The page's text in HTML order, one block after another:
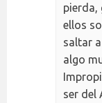
pierda,
ellos
saltar
algo
ser del